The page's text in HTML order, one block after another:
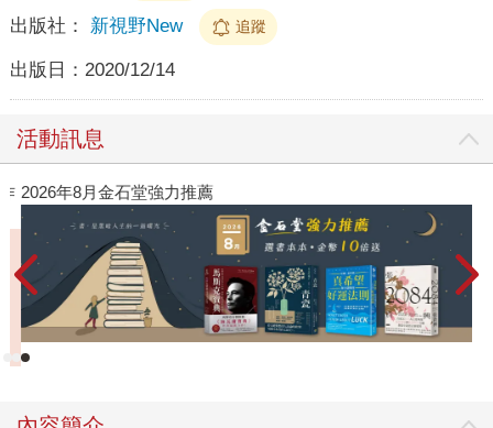
出版社： 新視野New 追蹤
出版日： 2020/12/14
活動訊息
2026年8月金石堂強力推薦